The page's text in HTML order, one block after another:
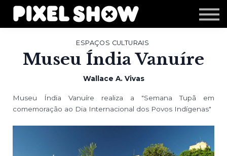
Shop
Revista Zupi
Editais
Login
ESPAÇOS CULTURAIS
Museu Índia Vanuíre
Wallace A. Vivas
Museu Índia Vanuíre realiza a "Semana Tupã em
comemoração ao Dia Internacional dos Povos Indígenas"